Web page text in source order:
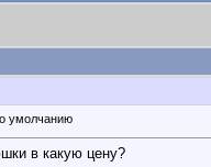
в какую цену?